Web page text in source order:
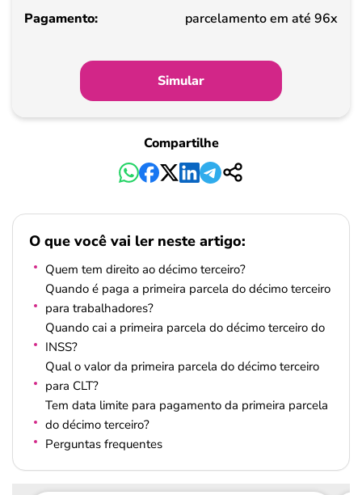
Pagamento
parcelamento em até 96x
Simular
Compartilhe
O que você vai ler neste artigo:
Quem tem direito ao décimo terceiro?
Quando é paga a primeira parcela do décimo terceiro
para trabalhadores?
Quando cai a primeira parcela do décimo terceiro do
INSS?
Qual o valor da primeira parcela do décimo terceiro
para CLT?
Tem data limite para pagamento da primeira parcela
do décimo terceiro​?
Perguntas frequentes